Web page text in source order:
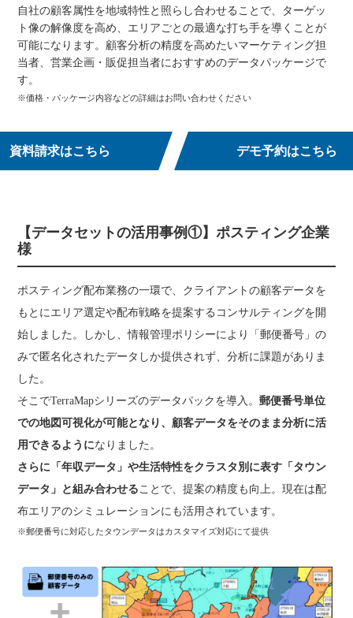
自社の顧客属性を地域特性と照らし合わせることで、ターゲッ
ト像の解像度を高め、エリアごとの最適な打ち手を導くことが
可能になります。顧客分析の精度を高めたいマーケティング担
当者、営業企画・販促担当者におすすめのデータパッケージで
す。
※価格・パッケージ内容などの詳細はお問い合わせください
資料請求はこちら デモ予約はこちら
【データセットの活用事例①】ポスティング企業
様
ポスティング配布業務の一環で、クライアントの顧客データを
もとにエリア選定や配布戦略を提案するコンサルティングを開
始しました。しかし、情報管理ポリシーにより「郵便番号」の
みで匿名化されたデータしか提供されず、分析に課題がありま
した。
そこでTerraMapシリーズのデータパックを導入。郵便番号単位
での地図可視化が可能となり、顧客データをそのまま分析に活
用できるようになりました。
さらに「年収データ」や生活特性をクラスタ別に表す「タウン
データ」と組み合わせる ことで、提案の精度も向上。現在は配
布エリアのシミュレーションにも活用されています。
※郵便番号に対応したタウンデータはカスタマイズ対応にて提供